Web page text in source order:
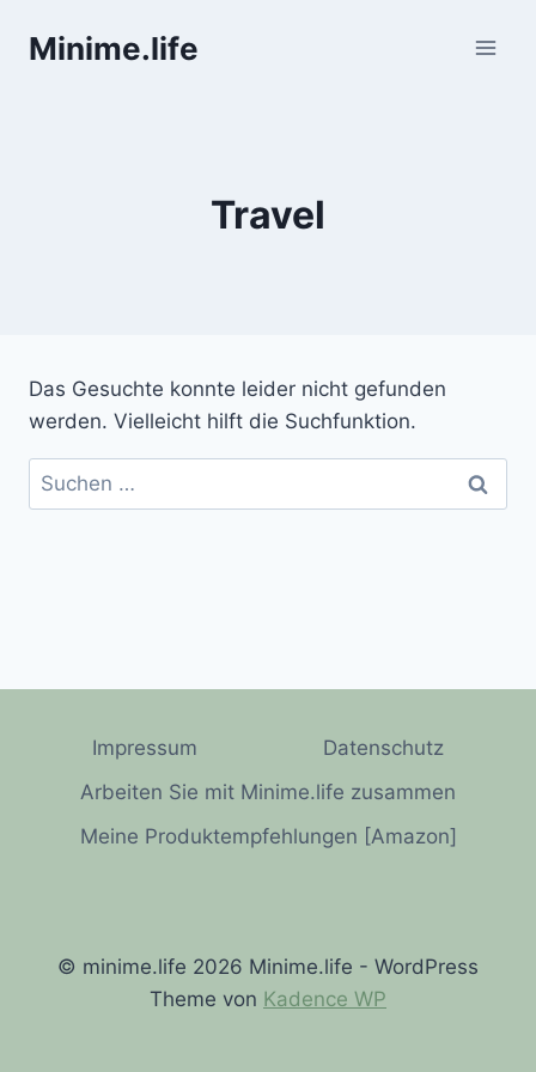
InhaltMinime.life
Travel
Das Gesuchte konnte leider nicht gefunden
werden. Vielleicht hilft die Suchfunktion.
Suchen
nach:
Impressum
Datenschutz
Arbeiten Sie mit Minime.life zusammen
Meine Produktempfehlungen [Amazon]
© minime.life 2026 Minime.life - WordPress
Theme von Kadence WP